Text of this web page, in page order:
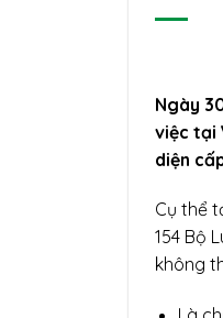
Ngày
việc tại
diện
Cụ thể
154 Bộ
không